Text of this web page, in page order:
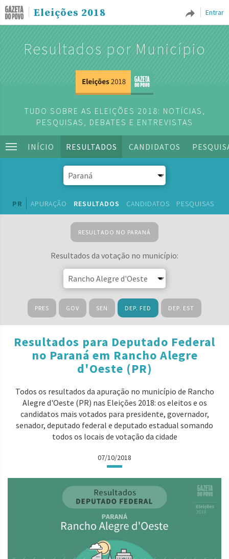
Entrar
Eleições 2018
Resultados por Município
TUDO SOBRE AS ELEIÇÕES 2018: NOTÍCIAS,
PESQUISAS, DEBATES E ENTREVISTAS
INÍCIO RESULTADOS CANDIDATOS
PR APURAÇÃO RESULTADOS CANDIDATOS PESQUISAS
RESULTADO NO PARANÁ
Resultados da votação no município:
PRES GOV SEN DEP. FED DEP. EST
Resultados para Deputado Federal
no Paraná em Rancho Alegre
d'Oeste (PR)
Todos os resultados da apuração no município de Rancho
Alegre d'Oeste (PR) nas Eleições 2018: os eleitos e os
candidatos mais votados para presidente, governador,
senador, deputado federal e deputado estadual somando
todos os locais de votação da cidade
07/10/2018